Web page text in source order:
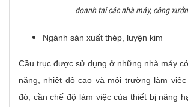
doanh tại các nhà máy, công
Ngành sản xuất thép, luyện kim
Cầu trục được sử dụng ở những nhà máy
năng, nhiệt độ cao và môi trường làm
đó, cần chế độ làm việc của thiết bị nâng